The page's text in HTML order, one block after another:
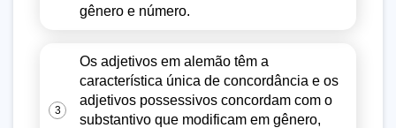
gênero e número.
3
Os adjetivos em alemão têm a
característica única de concordância e os
adjetivos possessivos concordam com o
substantivo que modificam em gênero,